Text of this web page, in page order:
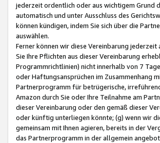
jederzeit ordentlich oder aus wichtigem Grund
automatisch und unter Ausschluss des
können kündigen, indem Sie sich über die
auswählen.
Ferner können wir diese Vereinbarung
Sie Ihre Pflichten aus dieser Vereinbarung
Programmrichtlinien) nicht innerhalb von 7
oder Haftungsansprüchen im Zusammenhang
Partnerprogramm für betrügerische,
Amazon durch Sie oder Ihre Teilnahme am
dieser Vereinbarung oder den gemäß dieser
oder künftig unterliegen könnte; (g) wenn wir
gemeinsam mit Ihnen agieren, bereits in der
das Partnerprogramm in der allgemein